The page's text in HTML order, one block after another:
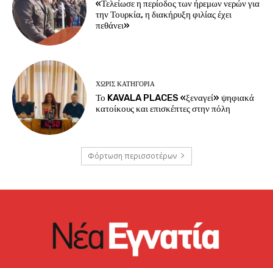
«Τελείωσε η περίοδος των ήρεμων νερών για
την Τουρκία, η διακήρυξη φιλίας έχει
πεθάνει»
ΧΩΡΊΣ ΚΑΤΗΓΟΡΊΑ
Το KAVALA PLACES «ξεναγεί» ψηφιακά
κατοίκους και επισκέπτες στην πόλη
Φόρτωση περισσοτέρων